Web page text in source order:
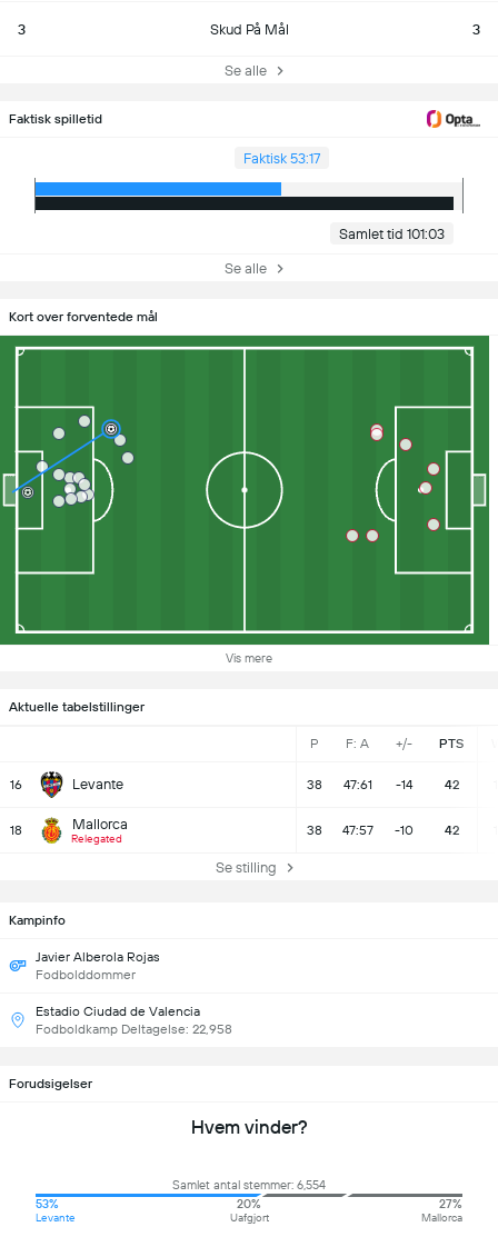
3 Skud På Mål 3
Se alle
Faktisk spilletid
Faktisk 53:17
Samlet tid 101:03
Se alle
Kort over forventede mål
Vis mere
Aktuelle tabelstillinger
P F: A +/- PTS
16 Levante 38 47:61 -14 42
18 Mallorca
Relegated
38 47:57 -10 42
Se stilling
Kampinfo
Javier Alberola Rojas
Fodbolddommer
Estadio Ciudad de Valencia
Fodboldkamp Deltagelse: 22,958
Forudsigelser
Hvem vinder?
Samlet antal stemmer: 6,554
53%
Levante
20%
Uafgjort
27%
Mallorca